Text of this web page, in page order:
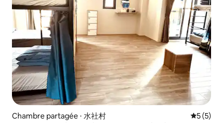
Chambre partagée ⋅ 水社村
5 (5)